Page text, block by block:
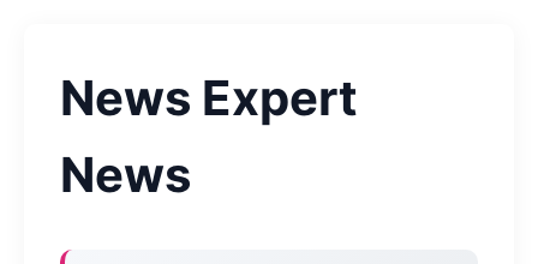
News Expert
News